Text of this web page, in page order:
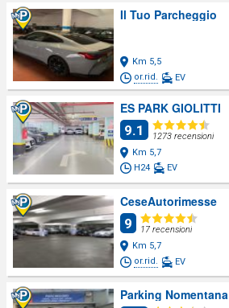
Il Tuo Parcheggio
Km 5,5
or.rid.
EV
ES PARK GIOLITTI
9.1
1273 recensioni
Km 5,7
H24
EV
CeseAutorimesse
9
17 recensioni
Km 5,7
or.rid.
EV
Parking Nomentana